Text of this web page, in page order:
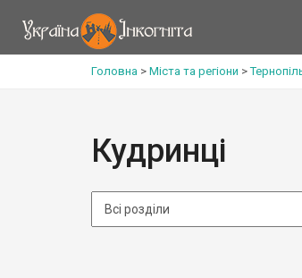
Головна > Міста та регіони >
Кудринці